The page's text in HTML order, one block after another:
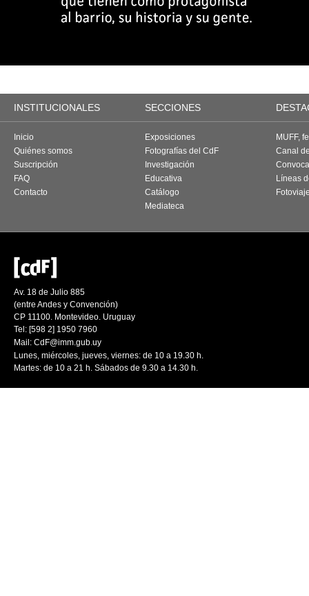
INSTITUCIONALES SECCIONES
Inicio
Quiénes somos
Suscripción
FAQ
Contacto
Exposiciones
Fotografías del CdF
Investigación
Educativa
Catálogo
Mediateca
MUFF,
Canal
Líneas
Av. 18 de Julio 885
(entre Andes y Convención)
CP 11100. Montevideo. Uruguay
Tel: [598 2] 1950 7960
Mail: CdF@imm.gub.uy
Lunes, miércoles, jueves, viernes: de 10 a 19.30 h.
Martes: de 10 a 21 h. Sábados de 9.30 a 14.30 h.